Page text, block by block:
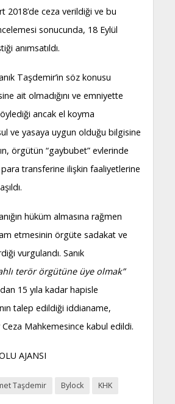
2018’de ceza verildiği ve bu
sonucunda, 18 Eylül
anımsatıldı.
Taşdemir’in söz konusu
ait olmadığını ve emniyette
ancak el koyma
ve yasaya uygun olduğu bilgisine
örgütün “gaybubet” evlerinde
para transferine ilişkin faaliyetlerine
hüküm almasına rağmen
etmesinin örgüte sadakat ve
vurgulandı. Sanık
terör örgütüne üye olmak”
15 yıla kadar hapisle
talep edildiği iddianame,
Ceza Mahkemesince kabul edildi.
AJANSI
Taşdemir Bylock KHK